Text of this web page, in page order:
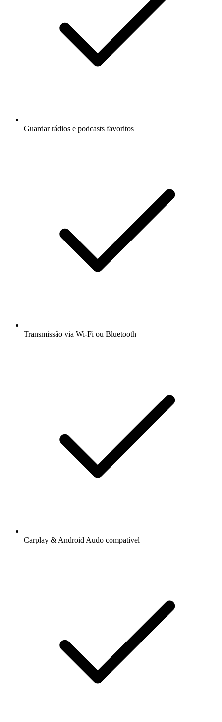
Guardar rádios e podcasts favoritos
Transmissão via Wi-Fi ou Bluetooth
Carplay & Android Audo compatìvel